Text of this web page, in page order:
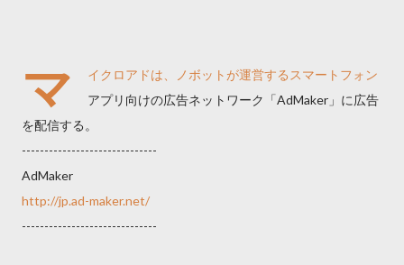
マ
イクロアドは、ノボットが運営するスマートフォン
アプリ向けの広告ネットワーク「AdMaker」に広告
を配信する。
------------------------------
AdMaker
http://jp.ad-maker.net/
------------------------------